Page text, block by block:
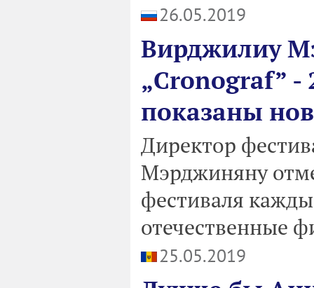
26.05.2019
Вирджилиу
„Cronograf” -
показаны
Директор
Мэрджиняну
фестиваля
отечественные
25.05.2019